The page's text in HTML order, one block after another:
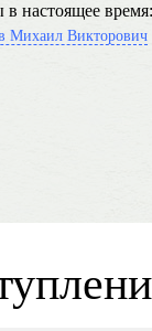
в настоящее время:
Михаил Викторович